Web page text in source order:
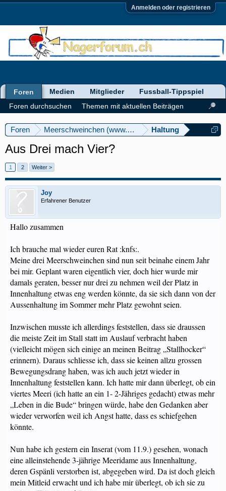
Anmelden oder registrieren
Foren Meerschweinchen (www.meerschweinforum.ch)
Haltung
Aus Drei mach Vier?
1 2 Weiter >
Joy
Erfahrener Benutzer
Hallo zusammen
Ich brauche mal wieder euren Rat :knfs:.
Meine drei Meerschweinchen sind nun seit beinahe einem Jahr
bei mir. Geplant waren eigentlich vier, doch hier wurde mir
damals geraten, besser nur drei zu nehmen weil der Platz in
Innenhaltung etwas eng werden könnte, da sie sich dann von der
Aussenhaltung im Sommer mehr Platz gewohnt seien.
Inzwischen musste ich allerdings feststellen, dass sie draussen
die meiste Zeit im Stall statt im Auslauf verbracht haben
(vielleicht mögen sich einige an meinen Beitrag „Stallhocker“
erinnern). Daraus schliesse ich, dass sie keinen allzu grossen
Bewegungsdrang haben, was ich auch jetzt wieder in
Innenhaltung feststellen kann. Ich hatte mir dann überlegt, ob ein
viertes Meeri (ich hatte an ein 1- 2-Jähriges gedacht) etwas mehr
„Leben in die Bude“ bringen würde, habe den Gedanken aber
wieder verworfen weil ich Angst hatte, dass es schiefgehen
könnte.
Nun habe ich gestern ein Inserat (vom 11.9.) gesehen, wonach
eine alleinstehende 3-jährige Meeridame aus Innenhaltung,
deren Gspänli verstorben ist, abgegeben wird. Da ist doch gleich
mein Mitleid erwacht und ich habe mir überlegt, ob ich sie zu
Foren
Foren durchsuchen
Themen mit aktuellen Beiträgen
Medien Mitglieder Fussball-Tippspiel